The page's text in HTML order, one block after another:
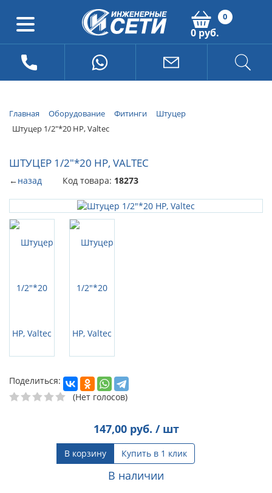
0
0 руб.
Главная Оборудование Фитинги
Штуцер
Штуцер 1/2"*20 НР, Valtec
ШТУЦЕР 1/2"*20 НР, VALTEC
←назад Код товара: 18273
Поделиться:
(Нет голосов)
147,00руб. / шт
В корзину Купить в 1 клик
В наличии